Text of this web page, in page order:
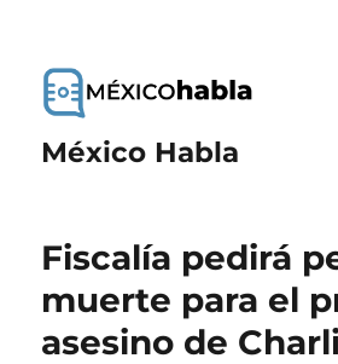
México Habla
Fiscalía pedirá
muerte para el
asesino de